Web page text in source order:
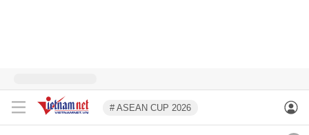
# ASEAN CUP 2026